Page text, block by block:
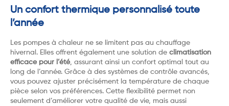
Un confort thermique personnalisé toute
l’année
Les pompes à chaleur ne se limitent pas au chauffage
hivernal. Elles offrent également une solution de climatisation
efficace pour l’été, assurant ainsi un confort optimal tout au
long de l’année. Grâce à des systèmes de contrôle avancés,
vous pouvez ajuster précisément la température de chaque
pièce selon vos préférences. Cette flexibilité permet non
seulement d’améliorer votre qualité de vie, mais aussi